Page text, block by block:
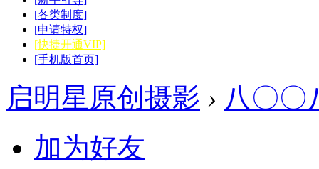
[各类制度]
[申请特权]
[快捷开通VIP]
[手机版首页]
启明星原创摄影 › 八〇〇
加为好友